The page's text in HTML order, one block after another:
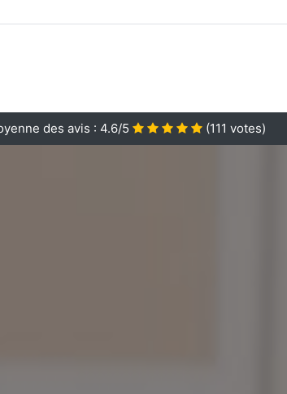
des avis : 4.6/5 (111 votes)